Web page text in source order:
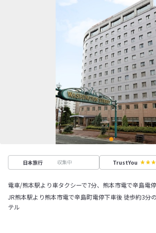
日本旅行 収集中 TrustYou
電車/熊本駅より車タクシーで7分、熊本市電で辛島電
JR熊本駅より熊本市電で辛島町電停下車後 徒歩約3分
テル